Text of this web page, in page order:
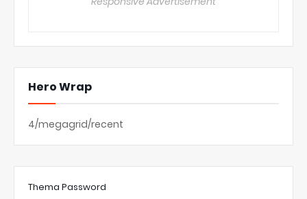
Hero Wrap
4/megagrid/recent
Thema Password